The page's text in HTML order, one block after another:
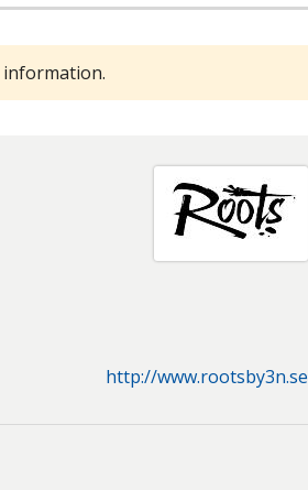
http://www.rootsby3n.se